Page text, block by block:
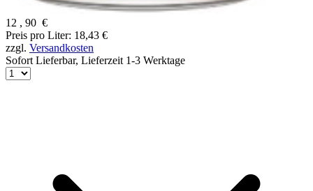
12 , 90 €
Preis pro Liter: 18,43 €
zzgl. Versandkosten
Sofort Lieferbar, Lieferzeit 1-3 Werktage